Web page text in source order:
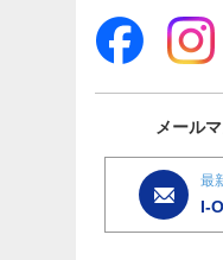
メール
最
I-